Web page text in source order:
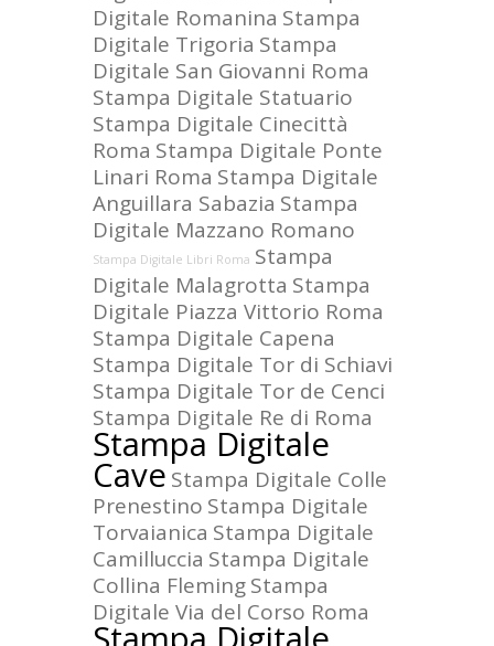
Digitale Romanina Stampa
Digitale Trigoria Stampa
Digitale San Giovanni Roma
Stampa Digitale Statuario
Stampa Digitale Cinecittà
Roma Stampa Digitale Ponte
Linari Roma Stampa Digitale
Anguillara Sabazia Stampa
Digitale Mazzano Romano
Stampa Digitale Libri Roma Stampa
Digitale Malagrotta Stampa
Digitale Piazza Vittorio Roma
Stampa Digitale Capena
Stampa Digitale Tor di Schiavi
Stampa Digitale Tor de Cenci
Stampa Digitale Re di Roma
Stampa Digitale
Cave Stampa Digitale Colle
Prenestino Stampa Digitale
Torvaianica Stampa Digitale
Camilluccia Stampa Digitale
Collina FlemingStampa
Digitale Via del Corso Roma